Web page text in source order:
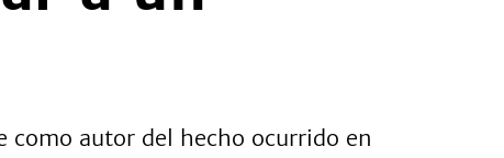
como autor del hecho ocurrido en